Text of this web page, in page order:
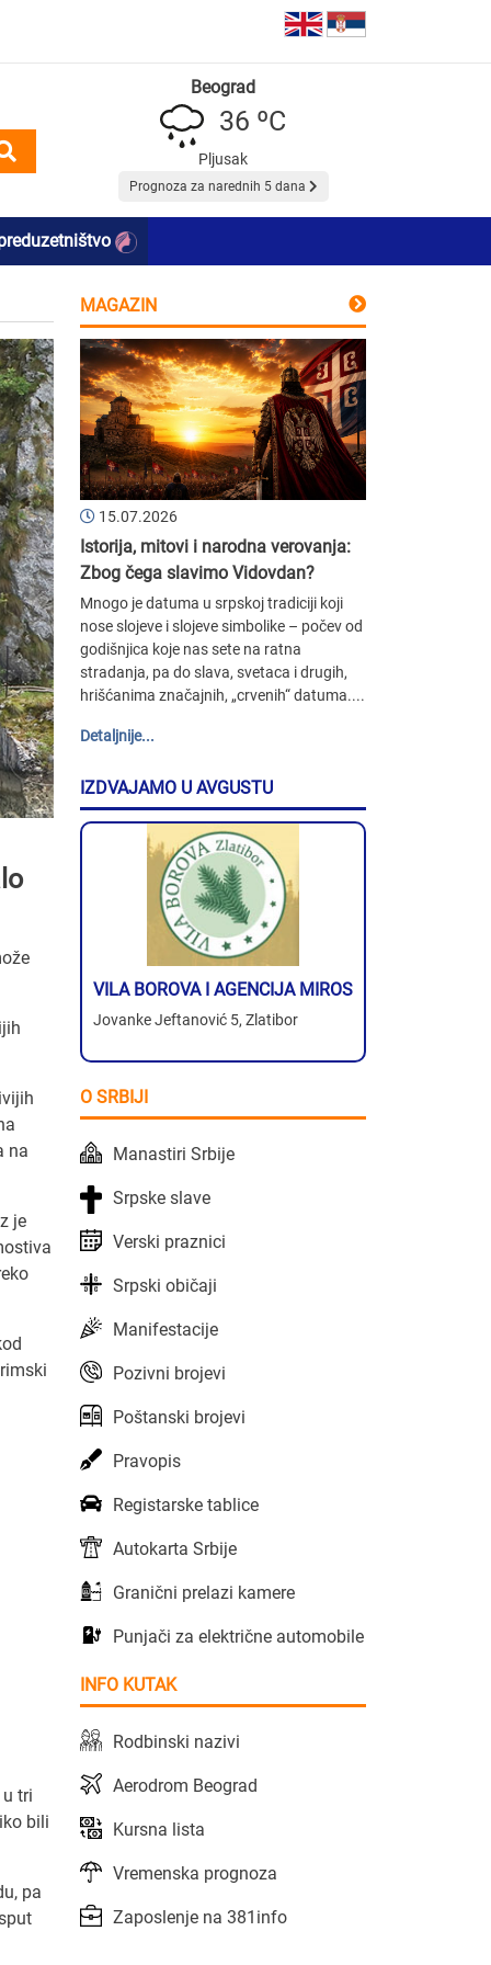
Beograd
36 ºC
Pljusak
Prognoza za narednih 5 dana
na
je
tri
bili
pa
MAGAZIN
15.07.2026
Istorija, mitovi i narodna verovanja:
Zbog čega slavimo Vidovdan?
Mnogo je datuma u srpskoj tradiciji koji
nose slojeve i slojeve simbolike – počev od
godišnjica koje nas sete na ratna
stradanja, pa do slava, svetaca i drugih,
hrišćanima značajnih, „crvenih“ datuma....
Detaljnije...
IZDVAJAMO U AVGUSTU
VILA BOROVA I AGENCIJA MIROS
Jovanke Jeftanović 5, Zlatibor
O SRBIJI
Manastiri Srbije
Srpske slave
Verski praznici
Srpski običaji
Manifestacije
Pozivni brojevi
Poštanski brojevi
Pravopis
Registarske tablice
Autokarta Srbije
Granični prelazi kamere
Punjači za električne automobile
INFO KUTAK
Rodbinski nazivi
Aerodrom Beograd
Kursna lista
Vremenska prognoza
Zaposlenje na 381info